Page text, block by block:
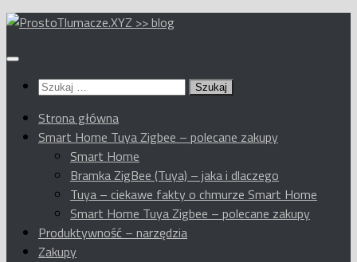
Przeskocz
treści
Szukaj:
Strona główna
Smart Home Tuya Zigbee – polecane zakupy
Smart Home
Bramka ZigBee (Tuya) – jaka i dlaczego
Tuya – ciekawe fakty o chmurze Smart Home
Smart Home Tuya Zigbee – polecane zakupy
Produktywność – narzędzia
Zakupy